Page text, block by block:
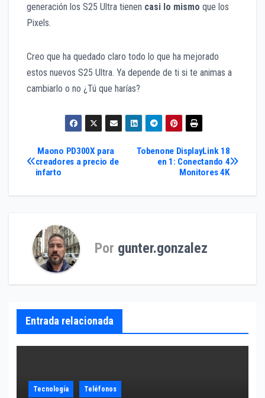
generación los S25 Ultra tienen casi lo mismo que los
Pixels.
Creo que ha quedado claro todo lo que ha mejorado
estos nuevos S25 Ultra. Ya depende de ti si te animas a
cambiarlo o no ¿Tú que harías?
Navegación
de
Tobenone DisplayLink 18
en 1: Conectando 4
Monitores 4K
Maono PD300X para
creadores a precio de
infarto
Por gunter.gonzalez
Entrada relacionada
Tecnología Teléfonos